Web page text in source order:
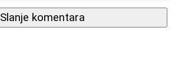
Slanje komentara